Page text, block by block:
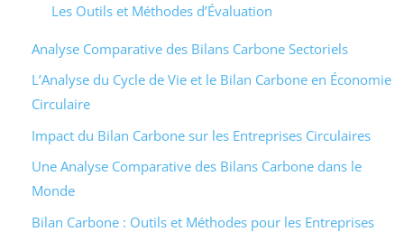
Les Outils et Méthodes d’Évaluation
Analyse Comparative des Bilans Carbone Sectoriels
L’Analyse du Cycle de Vie et le Bilan Carbone en Économie
Circulaire
Impact du Bilan Carbone sur les Entreprises Circulaires
Une Analyse Comparative des Bilans Carbone dans le
Monde
Bilan Carbone : Outils et Méthodes pour les Entreprises